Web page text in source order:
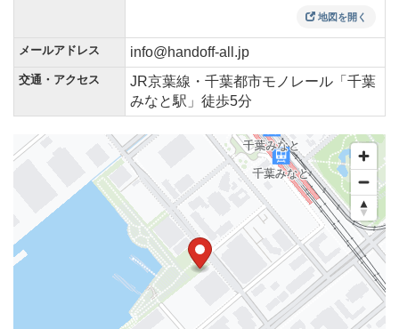
地図を開く
メールアドレス info@handoff-all.jp
交通・アクセス
JR京葉線・千葉都市モノレール「千葉
みなと駅」徒歩5分